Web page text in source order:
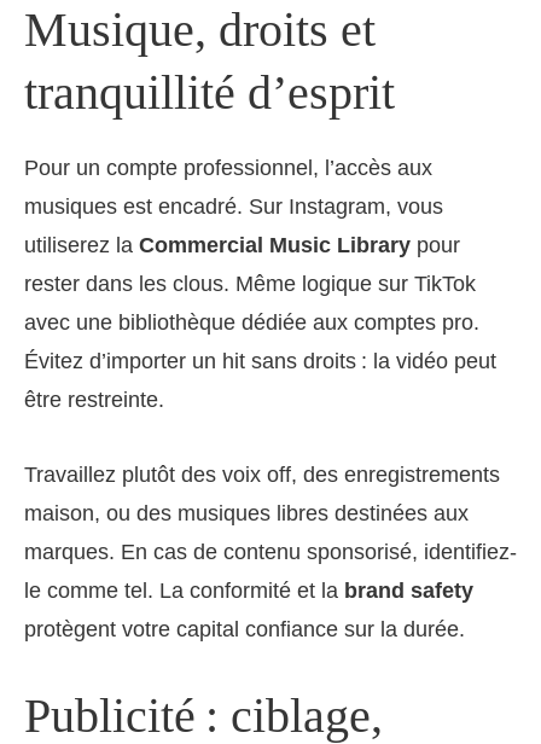
Musique, droits et
tranquillité d’esprit
Pour un compte professionnel, l’accès aux
musiques est encadré. Sur Instagram, vous
utiliserez la Commercial Music Library pour
rester dans les clous. Même logique sur TikTok
avec une bibliothèque dédiée aux comptes pro.
Évitez d’importer un hit sans droits : la vidéo peut
être restreinte.
Travaillez plutôt des voix off, des enregistrements
maison, ou des musiques libres destinées aux
marques. En cas de contenu sponsorisé, identifiez-
le comme tel. La conformité et la brand safety
protègent votre capital confiance sur la durée.
Publicité : ciblage,